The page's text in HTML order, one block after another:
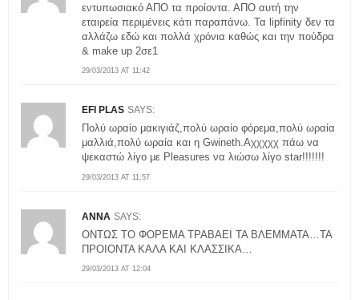
29/03/2013 AT 11:42
εντυπωσιακό ΑΠΟ τα προίοντα. ΑΠΟ αυτή την
εταιρεία περιμένεις κάτι παραπάνω. Τα lipfinity δεν τα
αλλάζω εδώ και πολλά χρόνια καθώς και την πούδρα
& make up 2σε1
EFI PLAS SAYS:
29/03/2013 AT 11:57
Πολύ ωραίο μακιγιάζ,πολύ ωραίο φόρεμα,πολύ ωραία
μαλλιά,πολύ ωραία και η Gwineth.Αχχχχχ πάω να
ψεκαστώ λίγο με Pleasures να λιώσω λίγο star!!!!!!!
ANNA SAYS:
29/03/2013 AT 12:04
ΟΝΤΩΣ ΤΟ ΦΟΡΕΜΑ ΤΡΑΒΑΕΙ ΤΑ ΒΛΕΜΜΑΤΑ…ΤΑ
ΠΡΟΙΟΝΤΑ ΚΑΛΑ ΚΑΙ ΚΛΑΣΣΙΚΑ…